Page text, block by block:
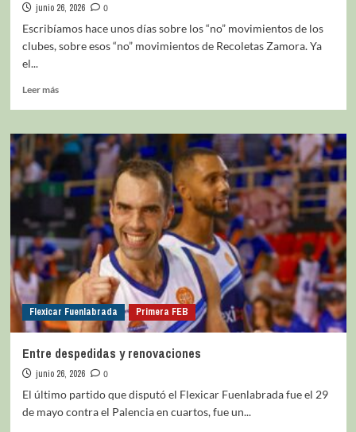
junio 26, 2026
0
Escribíamos hace unos días sobre los “no” movimientos de los
clubes, sobre esos “no” movimientos de Recoletas Zamora. Ya
el...
Leer más
Flexicar Fuenlabrada Primera FEB
Entre despedidas y renovaciones
junio 26, 2026
0
El último partido que disputó el Flexicar Fuenlabrada fue el 29
de mayo contra el Palencia en cuartos, fue un...